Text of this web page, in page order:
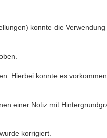
konnte die
Hierbei konnte es
einer Notiz mit
korrigiert.